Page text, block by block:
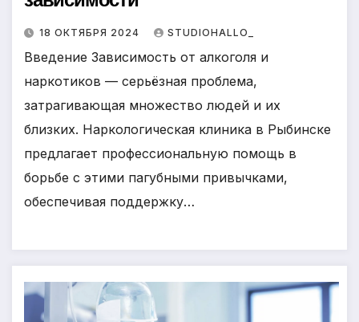
18 ОКТЯБРЯ 2024 STUDIOHALLO_
Введение Зависимость от алкоголя и
наркотиков — серьёзная проблема,
затрагивающая множество людей и их
близких. Наркологическая клиника в Рыбинске
предлагает профессиональную помощь в
борьбе с этими пагубными привычками,
обеспечивая поддержку…